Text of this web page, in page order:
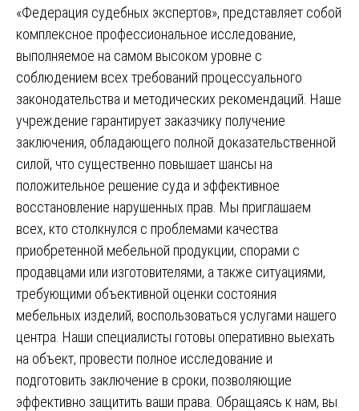
«Федерация судебных экспертов», представляет собой
комплексное профессиональное исследование,
выполняемое на самом высоком уровне с
соблюдением всех требований процессуального
законодательства и методических рекомендаций. Наше
учреждение гарантирует заказчику получение
заключения, обладающего полной доказательственной
силой, что существенно повышает шансы на
положительное решение суда и эффективное
восстановление нарушенных прав. Мы приглашаем
всех, кто столкнулся с проблемами качества
приобретенной мебельной продукции, спорами с
продавцами или изготовителями, а также ситуациями,
требующими объективной оценки состояния
мебельных изделий, воспользоваться услугами нашего
центра. Наши специалисты готовы оперативно выехать
на объект, провести полное исследование и
подготовить заключение в сроки, позволяющие
эффективно защитить ваши права. Обращаясь к нам, вы